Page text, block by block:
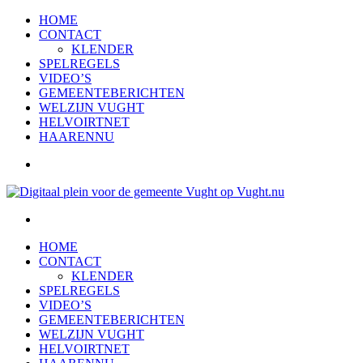
HOME
CONTACT
KLENDER
SPELREGELS
VIDEO’S
GEMEENTEBERICHTEN
WELZIJN VUGHT
HELVOIRTNET
HAARENNU
HOME
CONTACT
KLENDER
SPELREGELS
VIDEO’S
GEMEENTEBERICHTEN
WELZIJN VUGHT
HELVOIRTNET